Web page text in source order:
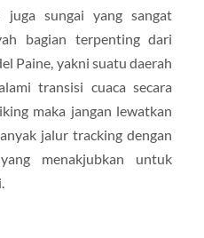
juga sungai yang sangat
bagian terpenting dari
Paine, yakni suatu daerah
transisi cuaca secara
maka jangan lewatkan
jalur tracking dengan
menakjubkan untuk